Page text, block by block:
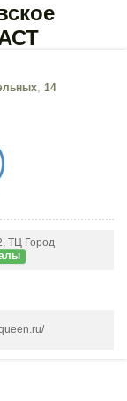
, 14
ТЦ Город